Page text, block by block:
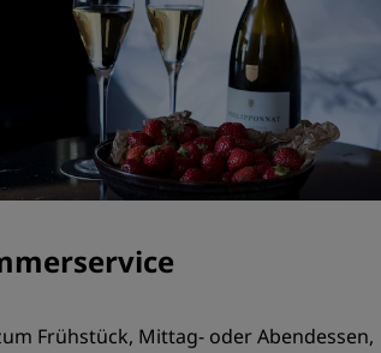
Frühstück, Mittag- oder Abendessen,